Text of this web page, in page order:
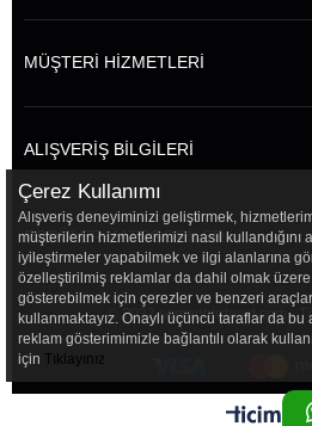
MÜŞTERİ HİZMETLERİ
ALIŞVERİŞ BİLGİLERİ
POPÜLER KATEGORİLER
© 2022 sersanhirdavat.com -
Çerez Kullanımı
Alışveriş deneyiminizi geliştirmek,
müşterilerin hizmetlerimizi nasıl kullandığını
iyileştirmeler yapabilmek ve ilgi alanlarına
özelleştirilmiş reklamlar da dahil olmak üzere
gösterebilmek için çerezler ve benzeri
kullanmaktayız. Onaylı üçüncü taraflar da bu
reklam gösterimimizle bağlantılı olarak
için Tıklayınız